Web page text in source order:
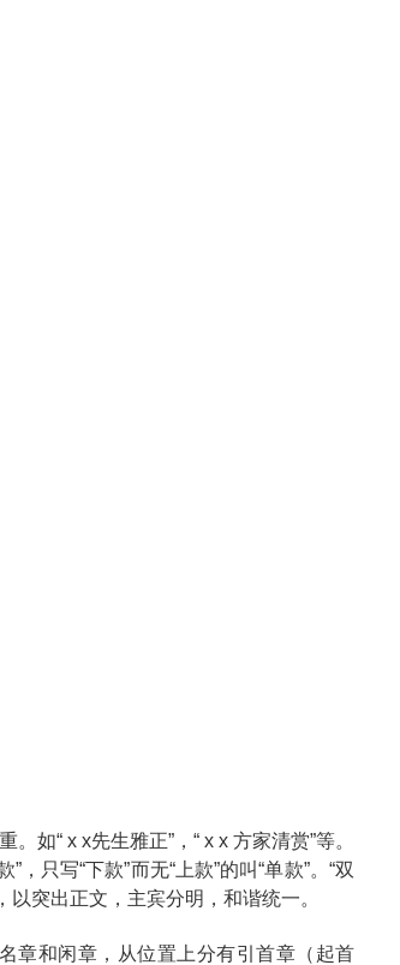
如“ x x先生雅正”，“ x x 方家清赏”等。
只写“下款”而无“上款”的叫“单款”。“双
以突出正文，主宾分明，和谐统一。
章和闲章，从位置上分有引首章（起首